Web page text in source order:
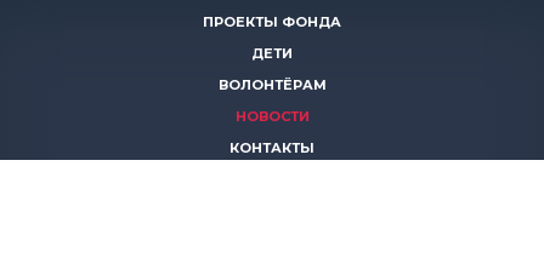
ПРОЕКТЫ ФОНДА
ДЕТИ
ВОЛОНТЁРАМ
НОВОСТИ
КОНТАКТЫ